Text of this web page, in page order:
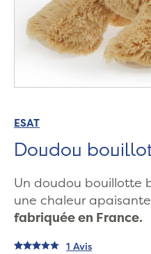
ESAT
Doudou
Un doudou bouillotte
une chaleur
fabriquée en France.
1 Avis